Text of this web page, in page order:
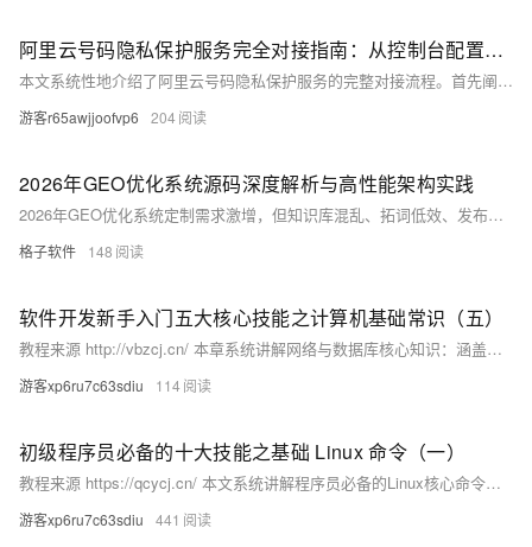
阿里云号码隐私保护服务完全对接指南：从控制台配置到API深度集成
本文系统性地介绍了阿里云号码隐私保护服务的完整对接流程。首先阐述了号码隐私保护的产品定位与应用场景，详细解析了AXB、AXN、AXG、AXN分机号四种核心隐私号类型及其适用业务。随后从企业实名认证、开通服务、创建号码池、购买隐私号码等控制台前置操作入手，逐步引导读者完成服务初始化。在技术集成层面，深入讲解了OpenAPI的版本说明、全局接入点、认证鉴权机制，并以Python和Java两种主流语言为例，提供了BindAxb绑定接口的完整SDK调用代码。文章还涵盖了绑定关系管理、通话录音获取、呼叫状态查询等进阶操作，并详细梳理了按量付费与套餐包两种计费模式的成本构成。最后从企业资质要求、号码实名合
游客r65awjjoofvp6 204
2026年GEO优化系统源码深度解析与高性能架构实践
2026年GEO优化系统定制需求激增，但知识库混乱、拓词低效、发布调度复杂等痛点频发。本文提供高性能微服务架构（Spring Boot+Redis+消息队列）、多租户分布式发布调度源码及三大工程避坑指南，助企业降本增效，系统可用性达99.99%。（239字）
格子软件 148
软件开发新手入门五大核心技能之计算机基础常识（五）
教程来源 http://vbzcj.cn/ 本章系统讲解网络与数据库核心知识：涵盖OSI/TCP/IP模型、IP/端口、TCP三次握手/四次挥手、HTTP协议、DNS解析；以及SQL基础、索引优化、ACID事务、NoSQL（如Redis）等，理论结合Python实战示例。
游客xp6ru7c63sdiu 114
初级程序员必备的十大技能之基础 Linux 命令（一）
教程来源 https://qcycj.cn/ 本文系统讲解程序员必备的Linux核心命令，涵盖文件操作、文本处理、权限管理、进程与网络工具等，结合原理、参数详解及实战案例，助你高效部署、排查与运维——无论用Windows还是macOS，Linux都是程序员不可或缺的“第二操作系统”。
游客xp6ru7c63sdiu 441